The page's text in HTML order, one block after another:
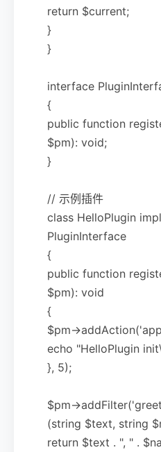
return $current;
}
}
interface
{
public function
$pm): void;
}
// 示例插件
class HelloPlugin
PluginInterface
{
public function
$pm): void
{
$pm-
echo "HelloPlugin
}, 5);
$pm-
(string $text, string
return $text . ", " .